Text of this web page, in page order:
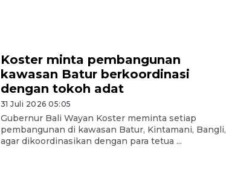
Koster minta pembangunan
kawasan Batur berkoordinasi
dengan tokoh adat
31 Juli 2026 05:05
Gubernur Bali Wayan Koster meminta setiap
pembangunan di kawasan Batur, Kintamani, Bangli,
agar dikoordinasikan dengan para tetua ...